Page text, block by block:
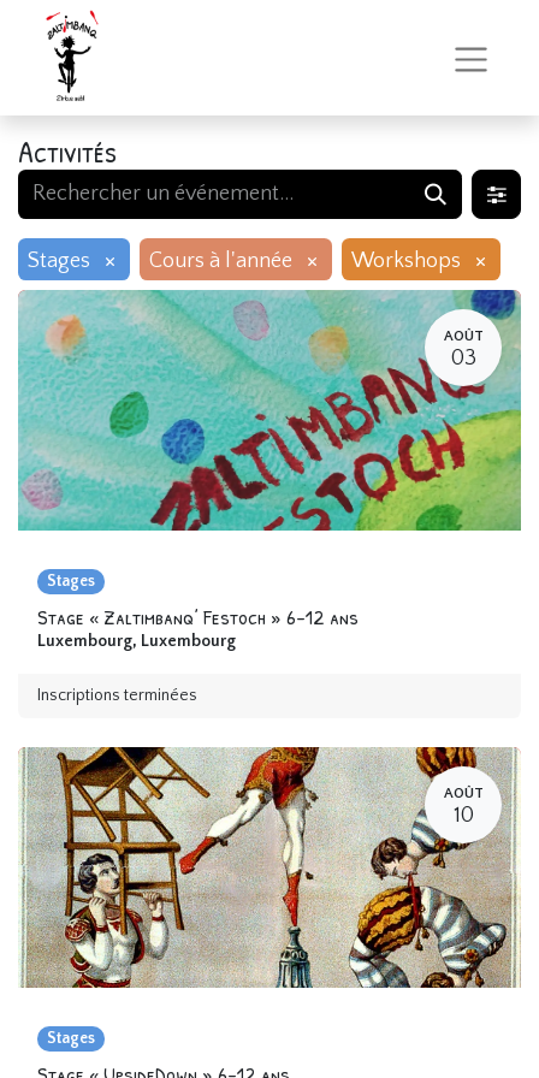
Activités
Stages × Cours à l'année × Workshops ×
AOÛT
03
Stages
Stage « Zaltimbanq’ Festoch » 6-12 ans
Luxembourg, Luxembourg
Inscriptions terminées
AOÛT
10
Stages